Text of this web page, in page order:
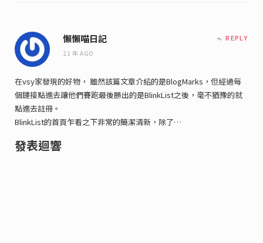
懶懶喵日記
21 年 AGO
REPLY
在vsy家發現的好物， 雖然該篇文章介紹的是BlogMarks，但經過每
個鏈接點進去讓他們賽跑最後勝出的是BlinkList之後，毫不猶豫的就
點進去註冊。
BlinkList的首頁乍看之下非常的簡潔清新，除了…
發表迴響